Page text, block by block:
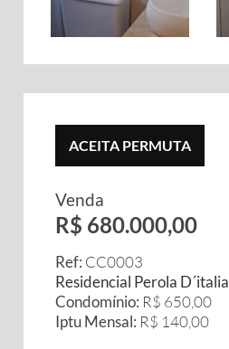
ACEITA PERMUTA
Venda
R$ 680.000,00
Ref: CC0003
Residencial Perola D´italia
Condomínio: R$ 650,00
Iptu Mensal: R$ 140,00